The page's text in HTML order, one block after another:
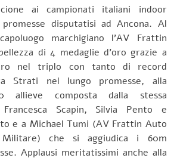
ai campionati italiani indoor
disputatisi ad Ancona. Al
marchigiano l’AV Frattin
di 4 medaglie d’oro grazie a
nel triplo con tanto di record
Strati nel lungo promesse, alla
allieve composta dalla stessa
Scapin, Silvia Pento e
e a Michael Tumi (AV Frattin Auto
che si aggiudica i 60m
Applausi meritatissimi anche alla